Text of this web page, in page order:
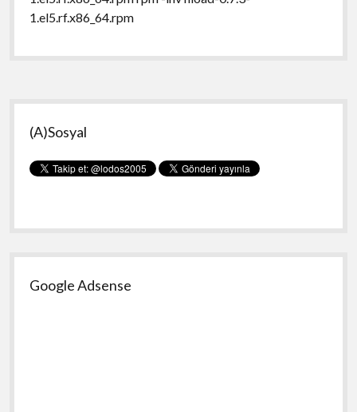
1.el5.rf.x86_64.rpm
Yan
Menü
(A)Sosyal
Google Adsense